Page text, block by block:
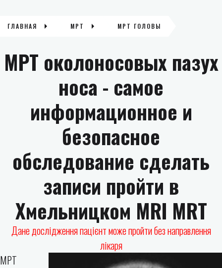
ГЛАВНАЯ МРТ МРТ ГОЛОВЫ
МРТ околоносовых пазух
носа - самое
информационное и
безопасное
обследование сделать
записи пройти в
Хмельницком MRI MRT
Дане дослідження пацієнт може пройти без направлення
лікаря
МРТ